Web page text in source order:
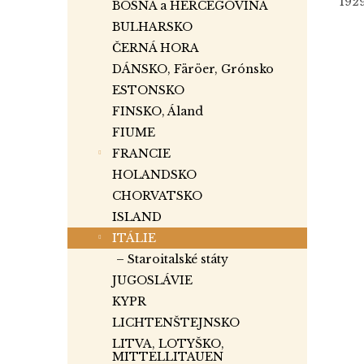
BOSNA a HERCEGOVINA
BULHARSKO
ČERNÁ HORA
DÁNSKO, Färöer, Grónsko
ESTONSKO
FINSKO, Áland
FIUME
FRANCIE
HOLANDSKO
CHORVATSKO
ISLAND
ITÁLIE
– Staroitalské státy
JUGOSLÁVIE
KYPR
LICHTENŠTEJNSKO
LITVA, LOTYŠKO,
MITTELLITAUEN